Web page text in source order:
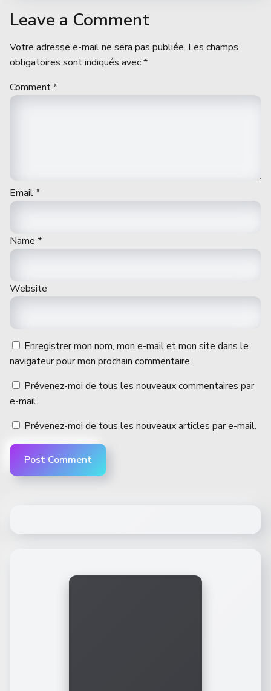
Leave a Comment
Votre adresse e-mail ne sera pas publiée. Les champs
obligatoires sont indiqués avec*
Comment*
Email*
Name *
Website
Enregistrer mon nom, mon e-mail et mon site dans le
navigateur pour mon prochain commentaire.
Prévenez-moi de tous les nouveaux commentaires par
e-mail.
Prévenez-moi de tous les nouveaux articles par e-mail.